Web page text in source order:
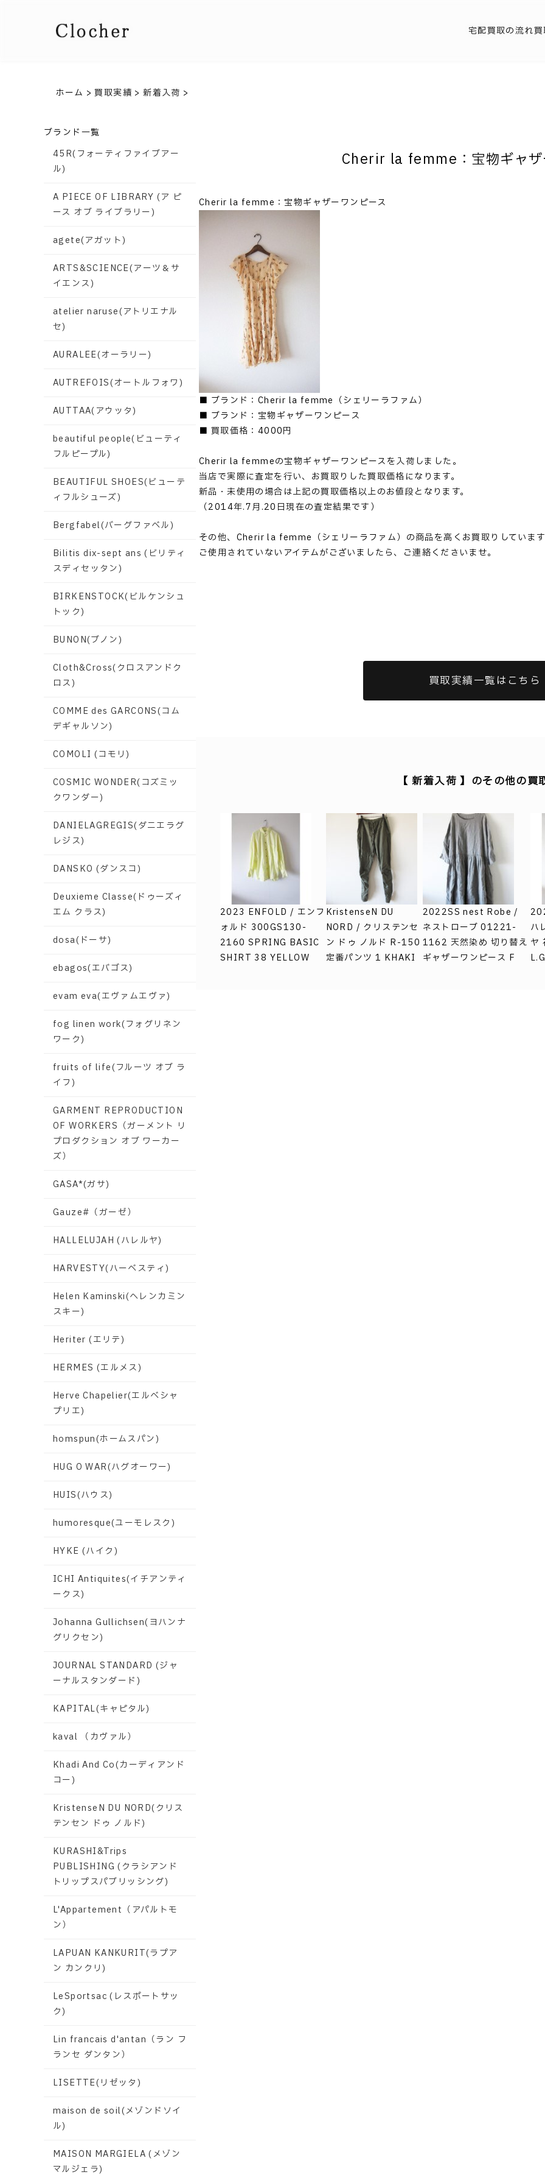
宅配買取の流れ
ホーム >買取実績 >新着入荷 >
Cherir la femme：宝物ギャザ
Cherir la femme：宝物ギャザーワンピース
■ ブランド：Cherir la femme（シェリーラファム）
■ ブランド：宝物ギャザーワンピース
■ 買取価格：4000円
Cherir la femmeの宝物ギャザーワンピースを入荷しました。
当店で実際に査定を行い、お買取りした買取価格になります。
新品・未使用の場合は上記の買取価格以上のお値段となります。
（2014年.7月.20日現在の査定結果です）
その他、Cherir la femme（シェリーラファム）の商品を高くお買取りしていま
ご使用されていないアイテムがございましたら、ご連絡くださいませ。
買取実績一覧はこちら
【 新着入荷 】のその他の買
2023 ENFOLD / エンフ
ォルド 300GS130-
2160 SPRING BASIC
SHIRT 38 YELLOW
KristenseN DU
NORD / クリステンセ
ン ドゥ ノルド R-150
定番パンツ 1 KHAKI
2022SS nest Robe /
ネストローブ 01221-
1162 天然染め 切り替え
ギャザーワンピース F
ハ
ヤ
ブランド一覧
45R(フォーティファイブアー
ル)
A PIECE OF LIBRARY (ア ピ
ース オブ ライブラリー)
agete(アガット)
ARTS&SCIENCE(アーツ＆サ
イエンス)
atelier naruse(アトリエナル
セ)
AURALEE(オーラリー)
AUTREFOIS(オートルフォワ)
AUTTAA(アウッタ)
beautiful people(ビューティ
フルピープル)
BEAUTIFUL SHOES(ビューテ
ィフルシューズ)
Bergfabel(バーグファベル)
Bilitis dix-sept ans (ビリティ
スディセッタン)
BIRKENSTOCK(ビルケンシュ
トック)
BUNON(ブノン)
Cloth&Cross(クロスアンドク
ロス)
COMME des GARCONS(コム
デギャルソン)
COMOLI (コモリ)
COSMIC WONDER(コズミッ
クワンダー)
DANIELAGREGIS(ダニエラグ
レジス)
DANSKO (ダンスコ)
Deuxieme Classe(ドゥーズィ
エム クラス)
dosa(ドーサ)
ebagos(エバゴス)
evam eva(エヴァムエヴァ)
fog linen work(フォグリネン
ワーク)
fruits of life(フルーツ オブ ラ
イフ)
GARMENT REPRODUCTION
OF WORKERS（ガーメント リ
プロダクション オブ ワーカー
ズ）
GASA*(ガサ)
Gauze#（ガーゼ）
HALLELUJAH (ハレルヤ)
HARVESTY(ハーベスティ)
Helen Kaminski(ヘレンカミン
スキー)
Heriter (エリテ)
HERMES (エルメス)
Herve Chapelier(エルベシャ
プリエ)
homspun(ホームスパン)
HUG O WAR(ハグオーワー)
HUIS(ハウス)
humoresque(ユーモレスク)
HYKE (ハイク)
ICHI Antiquites(イチアンティ
ークス)
Johanna Gullichsen(ヨハンナ
グリクセン)
JOURNAL STANDARD (ジャ
ーナルスタンダード)
KAPITAL(キャピタル)
kaval （カヴァル）
Khadi And Co(カーディアンド
コー)
KristenseN DU NORD(クリス
テンセン ドゥ ノルド)
KURASHI&Trips
PUBLISHING (クラシアンド
トリップスパブリッシング)
L'Appartement（アパルトモ
ン）
LAPUAN KANKURIT(ラプア
ン カンクリ)
LeSportsac (レスポートサッ
ク)
Lin francais d'antan（ラン フ
ランセ ダンタン）
LISETTE(リゼッタ)
maison de soil(メゾンドソイ
ル)
MAISON MARGIELA (メゾン
マルジェラ)